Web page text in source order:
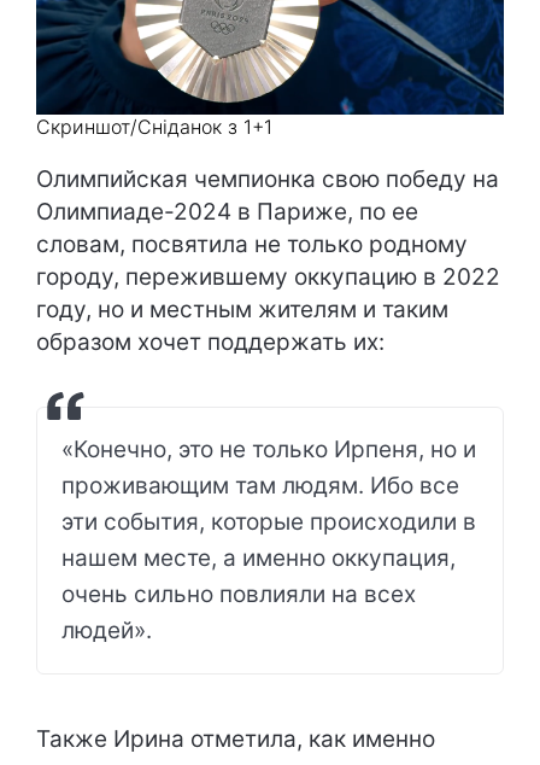
Скриншот/Сніданок з 1+1
Олимпийская чемпионка свою победу на
Олимпиаде-2024 в Париже, по ее
словам, посвятила не только родному
городу, пережившему оккупацию в 2022
году, но и местным жителям и таким
образом хочет поддержать их:
«Конечно, это не только Ирпеня, но и
проживающим там людям. Ибо все
эти события, которые происходили в
нашем месте, а именно оккупация,
очень сильно повлияли на всех
людей».
Также Ирина отметила, как именно